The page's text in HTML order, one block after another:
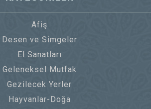
Afiş
Desen ve Simgeler
El Sanatları
Geleneksel Mutfak
Gezilecek Yerler
Hayvanlar-Doğa